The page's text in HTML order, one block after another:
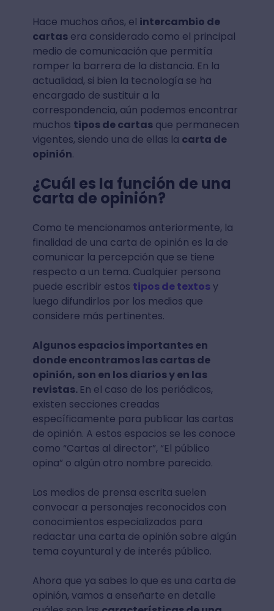
Hace muchos años, el intercambio de
cartasera considerado como el principal
medio de comunicación que permitía
romper la barrera de la distancia. En la
actualidad, si bien la tecnología se ha
encargado de sustituir a la
correspondencia, aún podemos encontrar
muchos tipos de cartasque permanecen
vigentes, siendo una de ellas la carta de
opinión.
¿Cuál es la función de una
carta de opinión?
Como te mencionamos anteriormente, la
finalidad de una carta de opinión es la de
comunicar la percepción que se tiene
respecto a un tema. Cualquier persona
puede escribir estos tipos de textosy
luego difundirlos por los medios que
considere más pertinentes.
Algunos espacios importantes en
donde encontramos las cartas de
opinión, son en los diarios y en las
revistas. En el caso de los periódicos,
existen secciones creadas
específicamente para publicar las cartas
de opinión. A estos espacios se les conoce
como “Cartas al director”, “El público
opina” o algún otro nombre parecido.
Los medios de prensa escrita suelen
convocar a personajes reconocidos con
conocimientos especializados para
redactar una carta de opinión sobre algún
tema coyuntural y de interés público.
Ahora que ya sabes lo que es una carta de
opinión, vamos a enseñarte en detalle